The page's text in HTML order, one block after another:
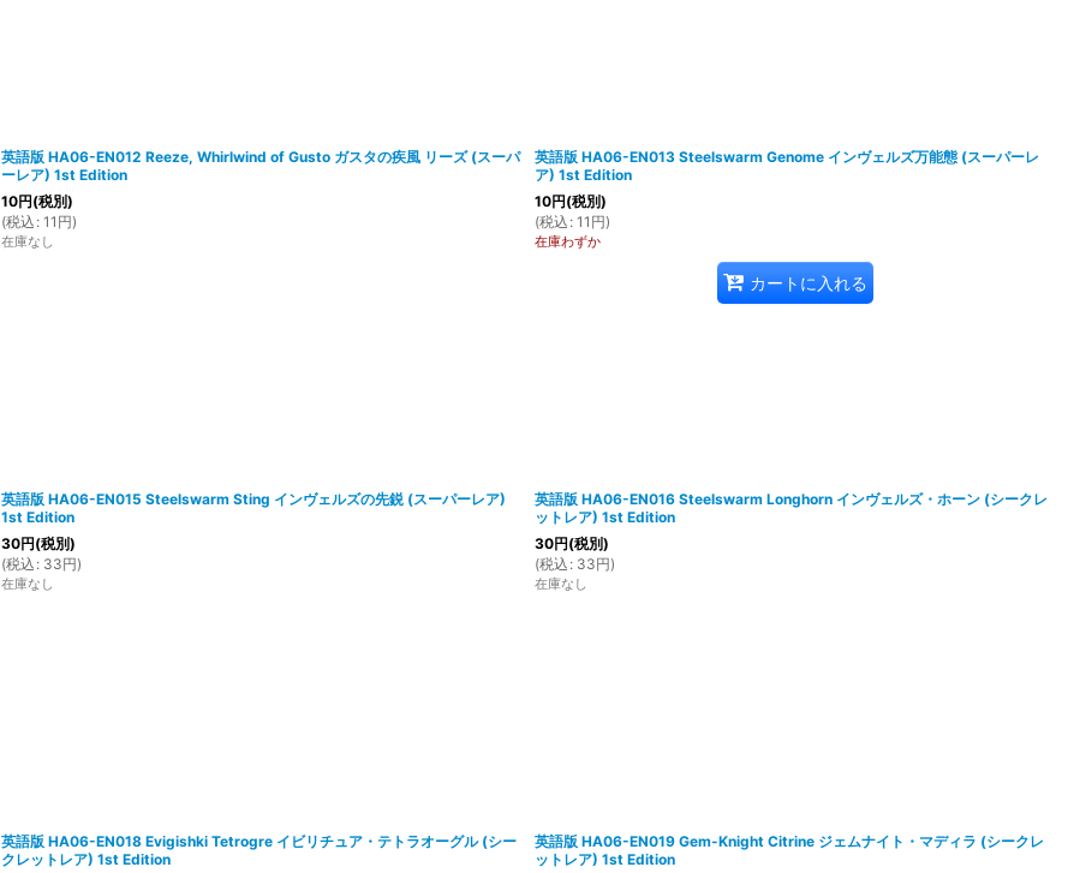
英語版 HA06-EN012 Reeze, Whirlwind of Gusto ガスタの疾風 リーズ (スーパ
ーレア) 1st Edition
10円(税別)
(税込 : 11 円)
在庫なし
英語版 HA06-EN013 Steelswarm Genome インヴェルズ万能態 (スーパーレ
ア) 1st Edition
10円(税別)
(税込 : 11 円)
在庫わずか
カートに入れる
英語版 HA06-EN015 Steelswarm Sting インヴェルズの先鋭 (スーパーレア)
1st Edition
30円(税別)
(税込 : 33円)
在庫なし
英語版 HA06-EN016 Steelswarm Longhorn インヴェルズ・ホーン (シークレ
ットレア) 1st Edition
30円(税別)
(税込 : 33円)
在庫なし
英語版 HA06-EN018 Evigishki Tetrogre イビリチュア・テトラオーグル (シー
クレットレア) 1st Edition
英語版 HA06-EN019 Gem-Knight Citrine ジェムナイト・マディラ (シークレ
ットレア) 1st Edition